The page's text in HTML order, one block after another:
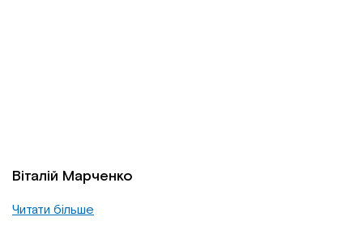
Віталій Марченко
Читати більше